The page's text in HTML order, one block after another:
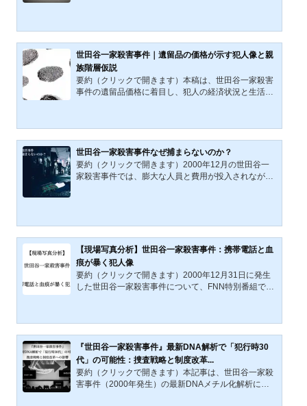
号線はその構造軸として機能する。地理的プロファイ
リング理論（バッファーゾーン、重心推定、アンカー
ポイント）を援用し、犯人を遠隔地からの侵入者では
なく圏域内部を循環する生活者として仮説化する。さ
らに高地価圏域における居住可能性と資産構造の問題
を提示し、次稿で遺留品価格との緊張関係を検討す
る。公開日：2021年1...
世田谷一家殺害事件｜遺留品の価格が示す犯人像と親
族階層仮説
要約（クリックで開きます）本稿は、世田谷一家殺害
事件の遺留品価格に着目し、犯人の経済状況と生活圏
媒介を仮定し、犯人X・親族Y・被害者Aという三者関
係モデルを提示する。価格から構造へ接続する仮説の
出発点である。公開日：2021年12月30日 / 最終更新
日：2026年3月4日2000年12月30日未明に発生した世
田谷一家殺害事件は、物証が極めて多い未解決事件と
世田谷一家殺害事件なぜ捕まらないのか？
要約（クリックで開きます）2000年12月の世田谷一
家殺害事件では、膨大な人員と費用が投入されなが
する。読者の記憶と気づきを情報提供へつなげるため
の記事である。2000年12月30日深夜から翌31日未明
にかけて発生した世田谷一家殺害事件に対し、警察は
四半世紀近く、膨大な人...
【現場写真分析】世田谷一家殺害事件：携帯電話と血
痕が暴く犯人像
要約（クリックで開きます）2000年12月31日に発生
した世田谷一家殺害事件について、FNN特別番組で未
レ内の鞄などを分析し、犯行時の被害者・宮沢みきお
氏の行動動線や犯人との関係性を推測。携帯電話の所
有者仮定別に複数シナリオを提示し、犯人が冷静かつ
計画的に動いた可能性や、物盗り偽装による捜査攪乱
の可能性も論じる。2024年12月29日16時から放映さ
れたFNNプライムオンライン（フジニュースネットワ
ーク）の特別番組『新情報...
『世田谷一家殺害事件』最新DNA解析で「犯行時30
代」の可能性：捜査戦略と制度改革...
要約（クリックで開きます）本記事は、世田谷一家殺
害事件（2000年発生）の最新DNAメチル化解析によ